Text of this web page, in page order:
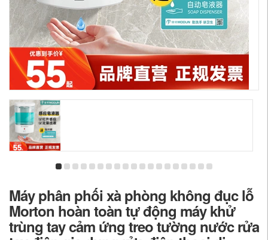
Máy phân phối xà phòng không đục lỗ
Morton hoàn toàn tự động máy khử
trùng tay cảm ứng treo tường nước rửa